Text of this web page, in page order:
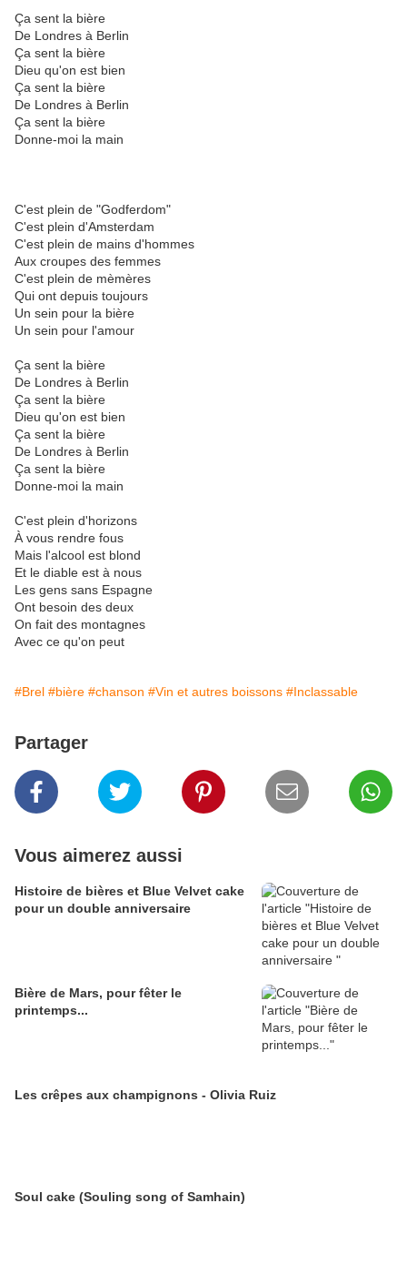
Ça sent la bière
De Londres à Berlin
Ça sent la bière
Dieu qu'on est bien
Ça sent la bière
De Londres à Berlin
Ça sent la bière
Donne-moi la main
C'est plein de "Godferdom"
C'est plein d'Amsterdam
C'est plein de mains d'hommes
Aux croupes des femmes
C'est plein de mèmères
Qui ont depuis toujours
Un sein pour la bière
Un sein pour l'amour
Ça sent la bière
De Londres à Berlin
Ça sent la bière
Dieu qu'on est bien
Ça sent la bière
De Londres à Berlin
Ça sent la bière
Donne-moi la main
C'est plein d'horizons
À vous rendre fous
Mais l'alcool est blond
Et le diable est à nous
Les gens sans Espagne
Ont besoin des deux
On fait des montagnes
Avec ce qu'on peut
#Brel #bière #chanson #Vin et autres boissons #Inclassable
Partager
Vous aimerez aussi
Histoire de bières et Blue Velvet cake
pour un double anniversaire
Bière de Mars, pour fêter le
printemps...
Les crêpes aux champignons - Olivia Ruiz
Soul cake (Souling song of Samhain)